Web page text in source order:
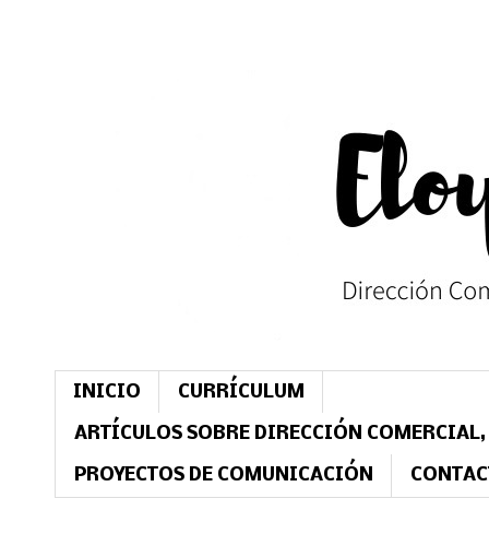
INICIO CURRÍCULUM
ARTÍCULOS SOBRE DIRECCIÓN
PROYECTOS DE COMUNICACIÓN